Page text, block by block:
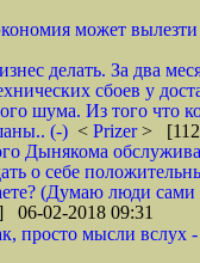
может
делать. За два
сбоев у
шума. Из того что
(-) < Prizer>
Дынякома
о себе
(Думаю люди сами
02-2018 09:31
просто мысли вслух